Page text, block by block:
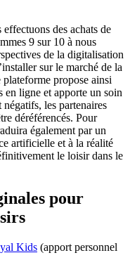
des achats de
9 sur 10 à nous
de la digitalisation
sur le marché de la
propose ainsi
en ligne et apporte un soin
les partenaires
déréférencés. Pour
également par un
artificielle et à la réalité
le loisir dans le
pour
Kids (apport personnel